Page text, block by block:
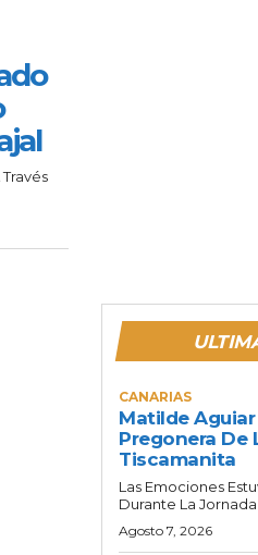
CANARIAS
Matilde
Pregonera De
Tiscamanita
Las Emociones
Durante La Jornada
Agosto 7, 2026